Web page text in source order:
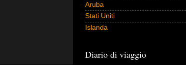
Aruba
Stati Uniti
Islanda
Diario di viaggio